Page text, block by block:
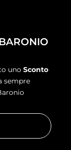
uno Sconto
sempre